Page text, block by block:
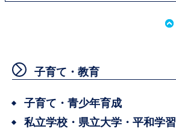
子育て・教育
子育て・青少年育成
私立学校・県立大学・平和学習